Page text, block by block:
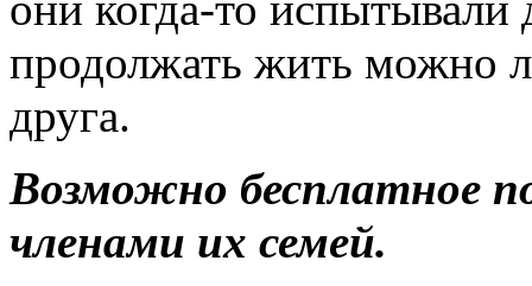
продолжать жить можно
друга.
Возможно бесплатное
членами их семей.